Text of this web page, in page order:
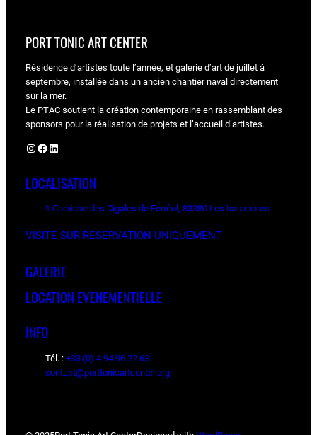
PORT TONIC ART CENTER
Résidence d’artistes toute l’année, et galerie d’art de juillet à
septembre, installée dans un ancien chantier naval directement
sur la mer.
Le PTAC soutient la création contemporaine en rassemblant des
sponsors pour la réalisation de projets et l’accueil d’artistes.
Instagram Facebook LinkedIn
LOCALISATION
1 Corniche des Cigales de Ferréol, 83380 Les Issambres
VISITE SUR RESERVATION UNIQUEMENT
GALERIE
LOCATION EVENEMENTIELLE
INFO
Tél. : +33 (0) 4 94 96 22 63
contact@porttonicartcenter.org